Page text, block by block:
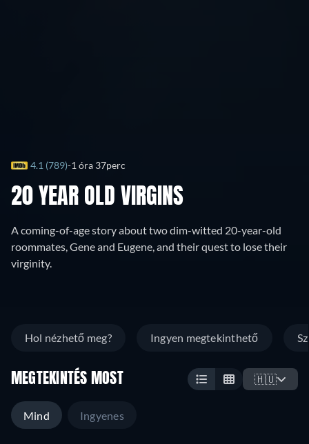
4.1 (789) 1 óra 37perc
20 YEAR OLD VIRGINS
A coming-of-age story about two dim-witted 20-year-old
roommates, Gene and Eugene, and their quest to lose their
virginity.
Hol nézhető meg? Ingyen megtekinthető
MEGTEKINTÉS MOST 🇭🇺
Mind Ingyenes